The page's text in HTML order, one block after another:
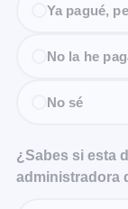
Ya pagué,
No la he
No sé
¿Sabes si esta
administradora